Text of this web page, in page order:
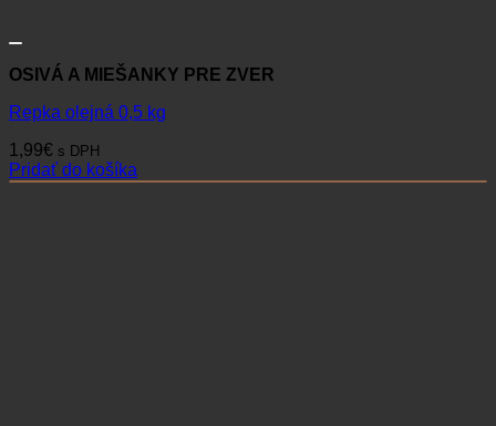
OSIVÁ A MIEŠANKY PRE ZVER
Repka olejná 0,5 kg
1,99€ s DPH
Pridať do košíka